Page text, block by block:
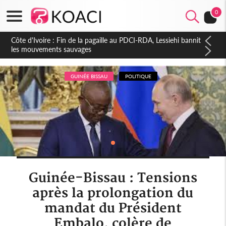
0
Côte d'Ivoire : Ouattara promet des sanctions contre les
déguerpissements illégaux
GUINÉE BISSAU POLITIQUE
Guinée-Bissau : Tensions
après la prolongation du
mandat du Président